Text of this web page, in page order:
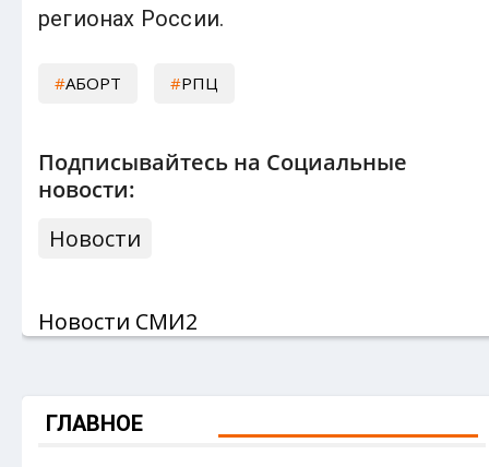
регионах России.
АБОРТ РПЦ
Подписывайтесь на Социальные
новости:
Новости
Новости СМИ2
ГЛАВНОЕ